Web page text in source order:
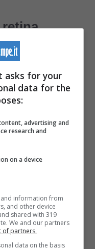
per gatti
non hanno
“geniale” è
strada per
da
asks for your
data for the
advertising and
research and
on a device
information from
and other device
shared with 319
We and our partners
of partners.
data on the basis